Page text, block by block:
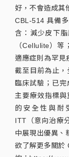
好，不會造成其
CBL-514 具備
含：減少皮下
（Cellulite）
適應症則為罕
截至目前為止
臨床試驗；已
主要療效指標
的安全性與耐
ITT（意向治療
中展現出優異、
欲了解更多關於